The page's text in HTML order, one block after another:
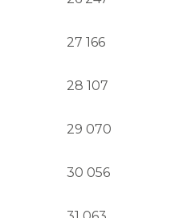
27 166
28 107
29 070
30 056